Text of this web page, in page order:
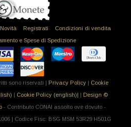
Novità Registrati
Condizioni di vendita
e Spese di Spedizione
sono riservati | Privacy Policy | Cookie
| Cookie Policy (english)| | Design ©
- Contributo CONAI assolto ove dovuto -
| Codice Fisc: BSG MSM 53R29 H501G